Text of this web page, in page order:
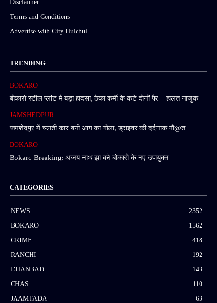
Disclaimer
Terms and Conditions
Advertise with City Hulchul
TRENDING
BOKARO
बोकारो स्टील प्लांट में बड़ा हादसा, ठेका कर्मी के कटे दोनों पैर – हालत नाजुक
JAMSHEDPUR
जमशेदपुर में चलती कार बनी आग का गोला, ड्राइवर की दर्दनाक मौ@त
BOKARO
Bokaro Breaking: अजय नाथ झा बने बोकारो के नए उपायुक्त
CATEGORIES
NEWS
2352
BOKARO
1562
CRIME
418
RANCHI
192
DHANBAD
143
CHAS
110
JAAMTADA
63